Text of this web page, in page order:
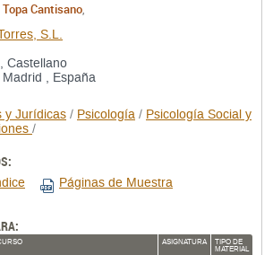
Cantisano,
S.L.
Castellano
Madrid , España
y Jurídicas / Psicología / Psicología Social y
/
Páginas de Muestra
ASIGNATURA
TIPO DE
MATERIAL